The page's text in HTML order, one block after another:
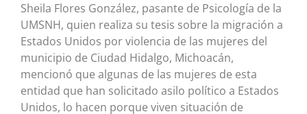
Sheila Flores González, pasante de Psicología de la
UMSNH, quien realiza su tesis sobre la migración a
Estados Unidos por violencia de las mujeres del
municipio de Ciudad Hidalgo, Michoacán,
mencionó que algunas de las mujeres de esta
entidad que han solicitado asilo político a Estados
Unidos, lo hacen porque viven situación de